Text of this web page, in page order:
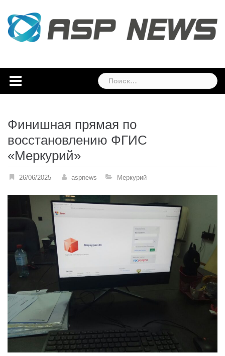
content
Найти:
Финишная прямая по
восстановлению ФГИС
«Меркурий»
26/06/2025 aspnews Меркурий